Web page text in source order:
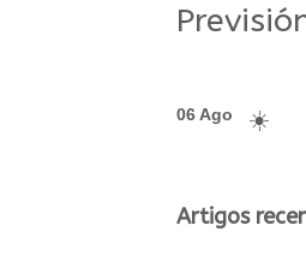
06 Ago
Artigos